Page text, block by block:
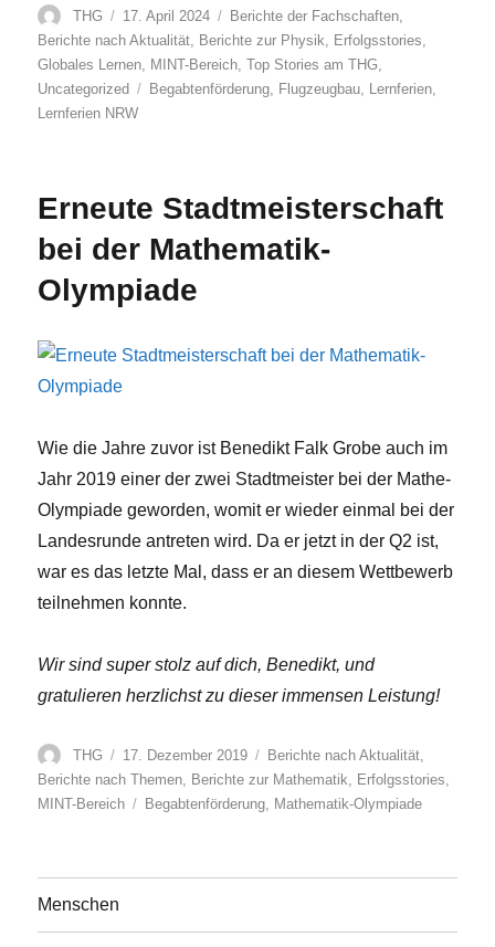
Autor
THG
Veröffentlicht
am
17. April 2024 Kategorien
Berichte der Fachschaften
Berichte nach Aktualität
Berichte zur Physik Erfolgsstories
Globales Lernen
MINT-Bereich ,Top Stories am THG
Uncategorized
Schlagwörter
Begabtenförderung Flugzeugbau Lernferien
Lernferien NRW
Erneute Stadtmeisterschaft
bei der Mathematik-
Olympiade
Wie die Jahre zuvor ist Benedikt Falk Grobe auch im
Jahr 2019 einer der zwei Stadtmeister bei der Mathe-
Olympiade geworden, womit er wieder einmal bei der
Landesrunde antreten wird. Da er jetzt in der Q2 ist,
war es das letzte Mal, dass er an diesem Wettbewerb
teilnehmen konnte.
Wir sind super stolz auf dich, Benedikt, und
gratulieren herzlichst zu dieser immensen Leistung!
Autor
THG
Veröffentlicht
am
17. Dezember 2019 Kategorien
Berichte nach Aktualität
Berichte nach Themen
Berichte zur Mathematik Erfolgsstories
MINT-Bereich
Schlagwörter
Begabtenförderung Mathematik-Olympiade
Menschen